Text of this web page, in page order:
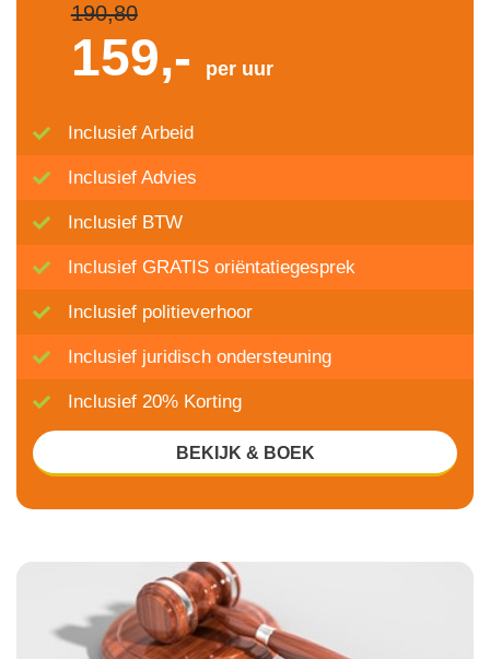
190,80
159,- per uur
Inclusief Arbeid
Inclusief Advies
Inclusief BTW
Inclusief GRATIS oriëntatiegesprek
Inclusief politieverhoor
Inclusief juridisch ondersteuning
Inclusief 20% Korting
BEKIJK & BOEK